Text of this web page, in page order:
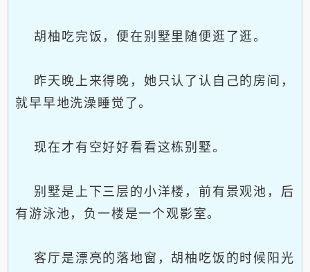
胡柚吃完饭，便在别墅里随便逛了逛。
昨天晚上来得晚，她只认了认自己的房间，
就早早地洗澡睡觉了。
现在才有空好好看看这栋别墅。
别墅是上下三层的小洋楼，前有景观池，后
有游泳池，负一楼是一个观影室。
客厅是漂亮的落地窗，胡柚吃饭的时候阳光